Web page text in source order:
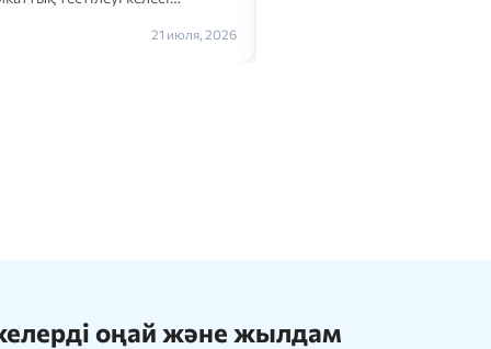
21 июля, 2026
оңай және жылдам